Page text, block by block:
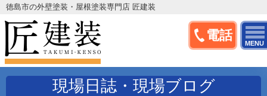
電話
MENU
徳島市の外壁塗装・屋根塗装専門店 匠建装
現場日誌・現場ブログ